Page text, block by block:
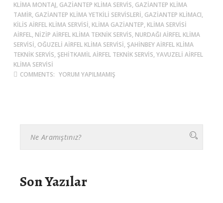
KLIMA MONTAJ, GAZIANTEP KLIMA SERVIS, GAZIANTEP KLIMA
TAMIR, GAZIANTEP KLIMA YETKILI SERVISLERI, GAZIANTEP KLIMACI,
KILIS AIRFEL KLIMA SERVISI, KLIMA GAZIANTEP, KLIMA SERVISI
AIRFEL, NIZIP AIRFEL KLIMA TEKNIK SERVIS, NURDAĞI AIRFEL KLIMA
SERVISI, OĞUZELI AIRFEL KLIMA SERVISI, ŞAHINBEY AIRFEL KLIMA
TEKNIK SERVIS, ŞEHITKAMIL AIRFEL TEKNIK SERVIS, YAVUZELI AIRFEL
KLIMA SERVISI
COMMENTS: YORUM YAPILMAMIŞ
Son Yazılar